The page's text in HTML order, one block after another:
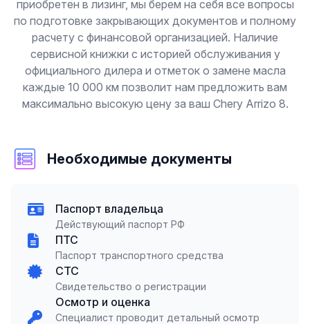
приобретен в лизинг, мы берем на себя все вопросы
по подготовке закрывающих документов и полному
расчету с финансовой организацией. Наличие
сервисной книжки с историей обслуживания у
официального дилера и отметок о замене масла
каждые 10 000 км позволит нам предложить вам
максимально высокую цену за ваш Chery Arrizo 8.
Необходимые документы
Паспорт владельца
Действующий паспорт РФ
ПТС
Паспорт транспортного средства
СТС
Свидетельство о регистрации
Осмотр и оценка
Специалист проводит детальный осмотр